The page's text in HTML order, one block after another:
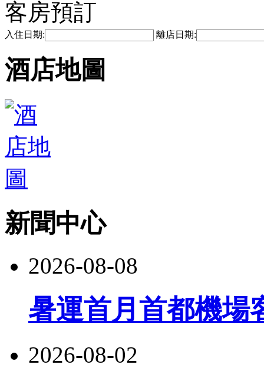
客房預訂
入住日期: 離店日期:
酒店地圖
新聞中心
2026-08-08
暑運首月首都機場
2026-08-02